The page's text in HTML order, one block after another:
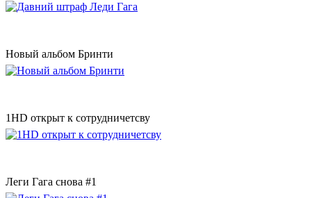
Новый альбом Бринти
1HD открыт к сотрудничетсву
Леги Гага снова #1